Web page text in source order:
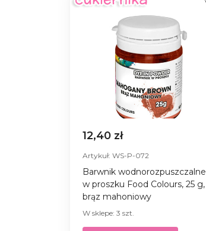
12,40 zł
Artykuł: WS-P-072
Barwnik wodnorozpuszczalne
w proszku Food Colours, 25 g,
brąz mahoniowy
W sklepe: 3 szt.